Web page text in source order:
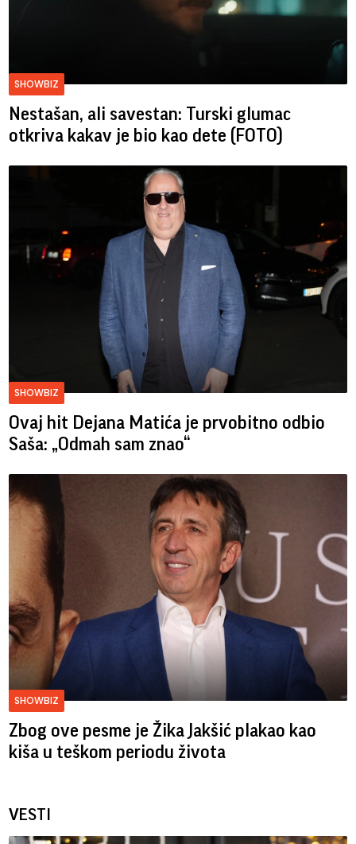
SHOWBIZ
Nestašan, ali savestan: Turski glumac
otkriva kakav je bio kao dete (FOTO)
SHOWBIZ
Ovaj hit Dejana Matića je prvobitno odbio
Saša: „Odmah sam znao“
SHOWBIZ
Zbog ove pesme je Žika Jakšić plakao kao
kiša u teškom periodu života
VESTI